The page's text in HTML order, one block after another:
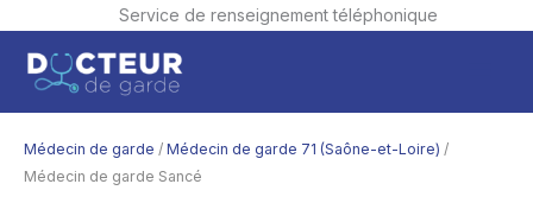
Service de renseignement téléphonique
contenu
Médecin de garde / Médecin de garde 71 (Saône-et-Loire) /
Médecin de garde Sancé